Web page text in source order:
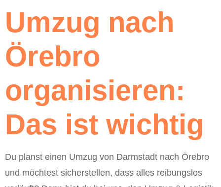
Umzug nach
Örebro
organisieren:
Das ist wichtig
Du planst einen Umzug von Darmstadt nach Örebro
und möchtest sicherstellen, dass alles reibungslos